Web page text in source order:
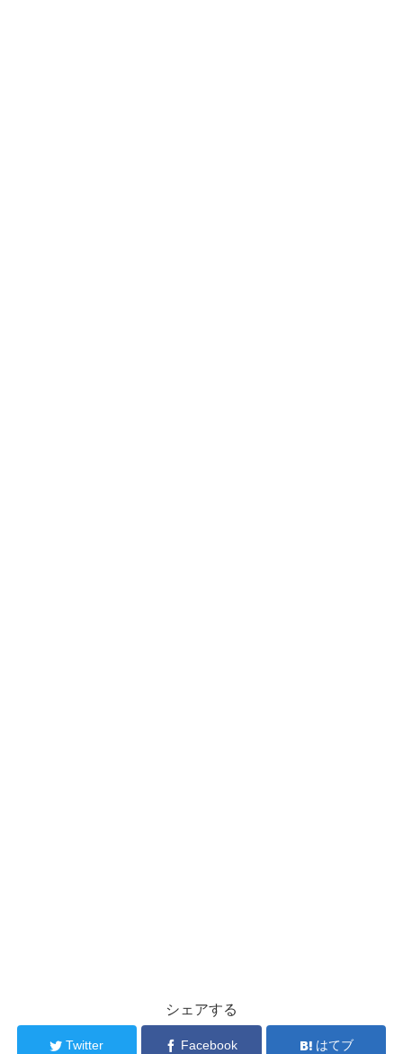
シェアする
Twitter Facebook はてブ